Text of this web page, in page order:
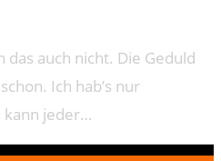
das auch nicht. Die Geduld
Ich hab’s nur
kann jeder…